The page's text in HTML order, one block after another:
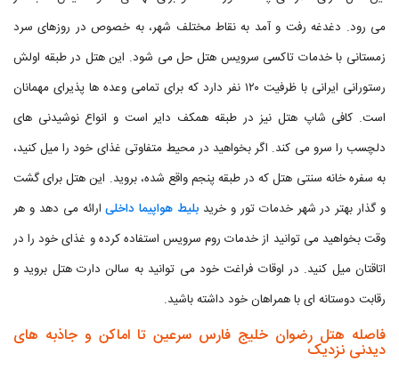
می رود. دغدغه رفت و آمد به نقاط مختلف شهر، به خصوص در روزهای سرد
زمستانی با خدمات تاکسی سرویس هتل حل می شود. این هتل در طبقه اولش
رستورانی ایرانی با ظرفیت ۱۲۰ نفر دارد که برای تمامی وعده ها پذیرای مهمانان
است. کافی شاپ هتل نیز در طبقه همکف دایر است و انواع نوشیدنی های
دلچسب را سرو می کند. اگر بخواهید در محیط متفاوتی غذای خود را میل کنید،
به سفره خانه سنتی هتل که در طبقه پنجم واقع شده، بروید. این هتل برای گشت
و گذار بهتر در شهر خدمات تور و خرید بلیط هواپیما داخلیارائه می دهد و هر
وقت بخواهید می توانید از خدمات روم سرویس استفاده کرده و غذای خود را در
اتاقتان میل کنید. در اوقات فراغت خود می توانید به سالن دارت هتل بروید و
رقابت دوستانه ای با همراهان خود داشته باشید.
فاصله هتل رضوان خلیج فارس سرعین تا اماکن و جاذبه های
دیدنی نزدیک